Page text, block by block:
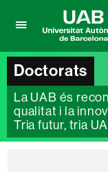
per
desplegar
el
menú
de
Universitat
Autònoma
de
Universitat
Autònoma
de
Barcelona
Doctorats
La UAB és
qualitat i la
Tria futur, tria